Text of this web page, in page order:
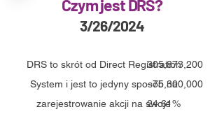
Czym jest DRS?
3/26/2024
DRS to skrót od Direct Registration
System i jest to jedyny sposób na
zarejestrowanie akcji na swoje
305,873,200
~75,300,000
24.61%